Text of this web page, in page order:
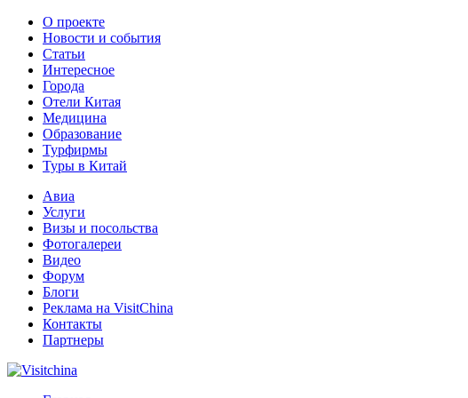
О проекте
Новости и события
Статьи
Интересное
Города
Отели Китая
Медицина
Образование
Турфирмы
Туры в Китай
Авиа
Услуги
Визы и посольства
Фотогалереи
Видео
Форум
Блоги
Реклама на VisitChina
Контакты
Партнеры